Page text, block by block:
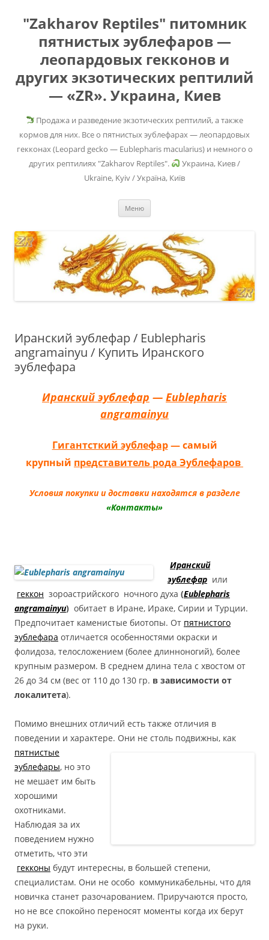
"Zakharov Reptiles" питомник
пятнистых эублефаров —
леопардовых гекконов и
других экзотических рептилий
— «ZR». Украина, Киев
Продажа и разведение экзотических рептилий, а также
кормов для них. Все о пятнистых эублефарах — леопардовых
гекконах (Leopard gecko — Eublepharis macularius) и немного о
других рептилиях "Zakharov Reptiles".
Украина, Киев /
Ukraine, Kyiv / Україна, Київ
Меню
Иранский эублефар / Eublepharis
angramainyu / Купить Иранского
эублефара
Иранский эублефар — Eublepharis
angramainyu
Гигантсткий эублефар— самый
крупный представитель рода Эублефаров
Условия покупки и доставки находятся в разделе
«Контакты»
Иранский
эублефар или
геккон зороастрийского ночного духа (Eublepharis
angramainyu) обитает в Иране, Ираке, Сирии и Турции.
Предпочитает каменистые биотопы. От пятнистого
эублефара отличается особенностями окраски и
фолидоза, телосложением (более длинноногий), более
крупным размером. В среднем длина тела с хвостом от
26 до 34 см (вес от 110 до 130 гр. в зависимости от
локалитета).
Помимо внешних отличий есть также отличия в
поведении и характере. Они не столь подвижны, как
пятнистые
эублефары, но это
не мешает им быть
хорошими
охотниками.
Наблюдая за их
поведением нужно
отметить, что эти
гекконы будут интересны, в большей степени,
специалистам. Они не особо коммуникабельны, что для
новичка станет разочарованием. Приручаются просто,
но не все спокойно переносят моменты когда их берут
на руки.